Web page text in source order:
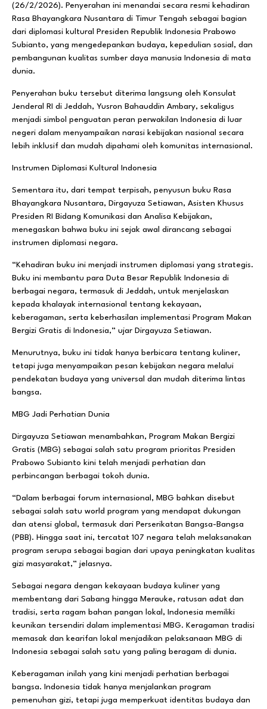
(26/2/2026). Penyerahan ini menandai secara resmi kehadiran
Rasa Bhayangkara Nusantara di Timur Tengah sebagai bagian
dari diplomasi kultural Presiden Republik Indonesia Prabowo
Subianto, yang mengedepankan budaya, kepedulian sosial, dan
pembangunan kualitas sumber daya manusia Indonesia di mata
dunia.
Penyerahan buku tersebut diterima langsung oleh Konsulat
Jenderal RI di Jeddah, Yusron Bahauddin Ambary, sekaligus
menjadi simbol penguatan peran perwakilan Indonesia di luar
negeri dalam menyampaikan narasi kebijakan nasional secara
lebih inklusif dan mudah dipahami oleh komunitas internasional.
Instrumen Diplomasi Kultural Indonesia
Sementara itu, dari tempat terpisah, penyusun buku Rasa
Bhayangkara Nusantara, Dirgayuza Setiawan, Asisten Khusus
Presiden RI Bidang Komunikasi dan Analisa Kebijakan,
menegaskan bahwa buku ini sejak awal dirancang sebagai
instrumen diplomasi negara.
“Kehadiran buku ini menjadi instrumen diplomasi yang strategis.
Buku ini membantu para Duta Besar Republik Indonesia di
berbagai negara, termasuk di Jeddah, untuk menjelaskan
kepada khalayak internasional tentang kekayaan,
keberagaman, serta keberhasilan implementasi Program Makan
Bergizi Gratis di Indonesia,” ujar Dirgayuza Setiawan.
Menurutnya, buku ini tidak hanya berbicara tentang kuliner,
tetapi juga menyampaikan pesan kebijakan negara melalui
pendekatan budaya yang universal dan mudah diterima lintas
bangsa.
MBG Jadi Perhatian Dunia
Dirgayuza Setiawan menambahkan, Program Makan Bergizi
Gratis (MBG) sebagai salah satu program prioritas Presiden
Prabowo Subianto kini telah menjadi perhatian dan
perbincangan berbagai tokoh dunia.
“Dalam berbagai forum internasional, MBG bahkan disebut
sebagai salah satu world program yang mendapat dukungan
dan atensi global, termasuk dari Perserikatan Bangsa-Bangsa
(PBB). Hingga saat ini, tercatat 107 negara telah melaksanakan
program serupa sebagai bagian dari upaya peningkatan kualitas
gizi masyarakat,” jelasnya.
Sebagai negara dengan kekayaan budaya kuliner yang
membentang dari Sabang hingga Merauke, ratusan adat dan
tradisi, serta ragam bahan pangan lokal, Indonesia memiliki
keunikan tersendiri dalam implementasi MBG. Keragaman tradisi
memasak dan kearifan lokal menjadikan pelaksanaan MBG di
Indonesia sebagai salah satu yang paling beragam di dunia.
Keberagaman inilah yang kini menjadi perhatian berbagai
bangsa. Indonesia tidak hanya menjalankan program
pemenuhan gizi, tetapi juga memperkuat identitas budaya dan